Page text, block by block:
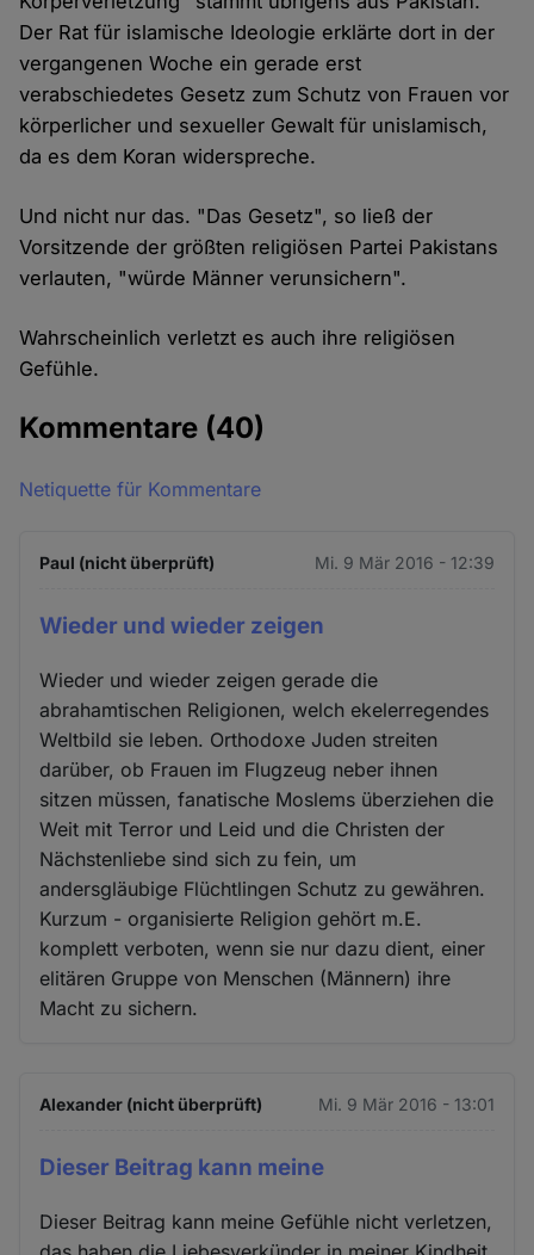
Der Rat für islamische Ideologie erklärte dort in der
vergangenen Woche ein gerade erst
verabschiedetes Gesetz zum Schutz von Frauen vor
körperlicher und sexueller Gewalt für unislamisch,
da es dem Koran widerspreche.
Und nicht nur das. "Das Gesetz", so ließ der
Vorsitzende der größten religiösen Partei Pakistans
verlauten, "würde Männer verunsichern".
Wahrscheinlich verletzt es auch ihre religiösen
Gefühle.
Kommentare (40)
Netiquette für Kommentare
Paul (nicht überprüft) Mi. 9 Mär 2016 - 12:39
Wieder und wieder zeigen
Wieder und wieder zeigen gerade die
abrahamtischen Religionen, welch ekelerregendes
Weltbild sie leben. Orthodoxe Juden streiten
darüber, ob Frauen im Flugzeug neber ihnen
sitzen müssen, fanatische Moslems überziehen die
Weit mit Terror und Leid und die Christen der
Nächstenliebe sind sich zu fein, um
andersgläubige Flüchtlingen Schutz zu gewähren.
Kurzum - organisierte Religion gehört m.E.
komplett verboten, wenn sie nur dazu dient, einer
elitären Gruppe von Menschen (Männern) ihre
Macht zu sichern.
Alexander (nicht überprüft) Mi. 9 Mär 2016 - 13:01
Dieser Beitrag kann meine
Dieser Beitrag kann meine Gefühle nicht verletzen,